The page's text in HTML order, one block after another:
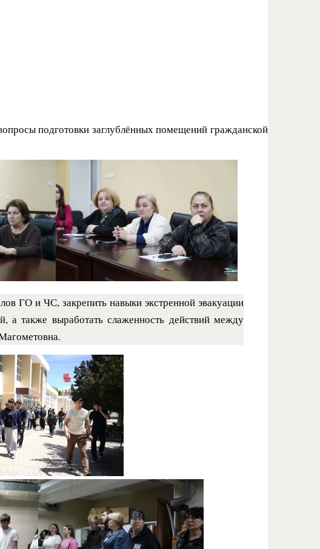
подготовки заглублённых помещений гражданской
ГО и ЧС, закрепить навыки экстренной эвакуации
а также выработать слаженность действий между